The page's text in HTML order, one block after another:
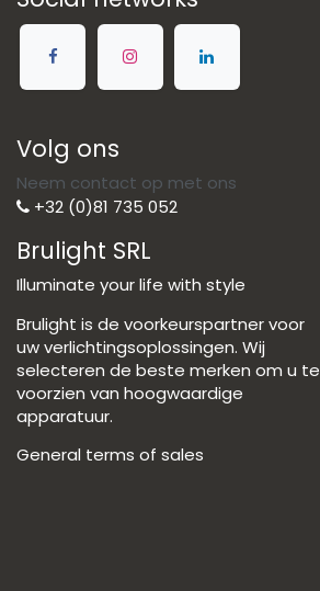
Volg ons
Neem contact op met ons
+32 (0)81 735 052
Brulight SRL
Illuminate your life with style
Brulight is de voorkeurspartner voor
uw verlichtingsoplossingen. Wij
selecteren de beste merken om u te
voorzien van hoogwaardige
apparatuur.
General terms of sales